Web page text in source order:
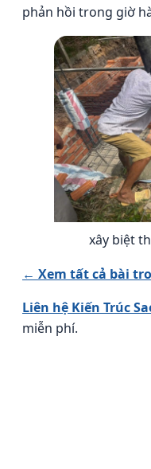
phản hồi trong giờ
xây biệt
← Xem tất cả bài
Liên hệ Kiến Trúc
miễn phí.